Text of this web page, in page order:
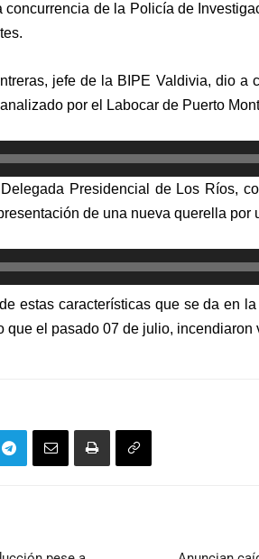
concurrencia de la Policía de
jefe de la BIPE Valdivia, dio a
por el Labocar de Puerto
Presidencial de Los Ríos,
de una nueva querella por
estas características que se da en
que el pasado 07 de julio, incendiaron